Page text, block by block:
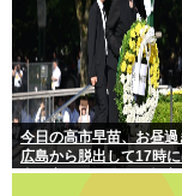
今日の高市早苗、お昼過
広島から脱出して17時
者に寄ってそのまま帰宅